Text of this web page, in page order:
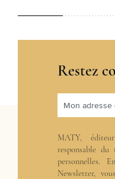
Restez
Mon adresse
MATY,
responsable du
personnelles.
Newsletter,